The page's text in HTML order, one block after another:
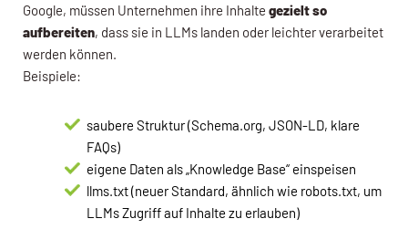
Google, müssen Unternehmen ihre Inhalte gezielt so
aufbereiten, dass sie in LLMs landen oder leichter verarbeitet
werden können.
Beispiele:
saubere Struktur (Schema.org, JSON-LD, klare
FAQs)
eigene Daten als „Knowledge Base“ einspeisen
llms.txt (neuer Standard, ähnlich wie robots.txt, um
LLMs Zugriff auf Inhalte zu erlauben)